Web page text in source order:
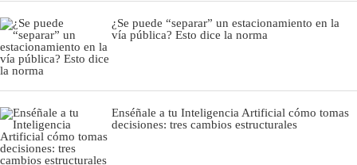
¿Se puede “separar” un estacionamiento en la
vía pública? Esto dice la norma
Enséñale a tu Inteligencia Artificial cómo tomas
decisiones: tres cambios estructurales